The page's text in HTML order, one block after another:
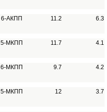
6-АКПП 11.2
6.3
5-МКПП 11.7
4.1
6-МКПП 9.7
4.2
5-МКПП 12
3.7